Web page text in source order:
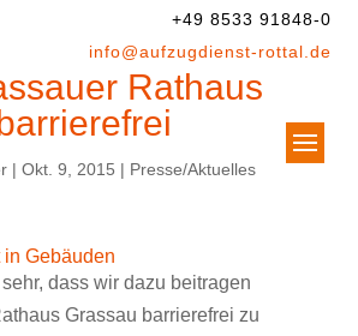
+49 8533 91848-0
info@aufzugdienst-rottal.de
Rathaus
| Okt. 9, 2015 | Presse/Aktuelles
in Gebäuden
dass wir dazu beitragen
Grassau barrierefrei zu